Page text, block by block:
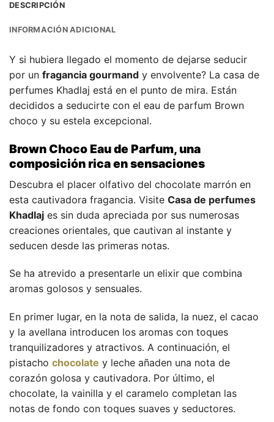
DESCRIPCIÓN
INFORMACIÓN ADICIONAL
Y si hubiera llegado el momento de dejarse seducir
por un fragancia gourmand y envolvente? La casa de
perfumes Khadlaj está en el punto de mira. Están
decididos a seducirte con el eau de parfum Brown
choco y su estela excepcional.
Brown Choco Eau de Parfum, una
composición rica en sensaciones
Descubra el placer olfativo del chocolate marrón en
esta cautivadora fragancia. Visite Casa de perfumes
Khadlaj es sin duda apreciada por sus numerosas
creaciones orientales, que cautivan al instante y
seducen desde las primeras notas.
Se ha atrevido a presentarle un elixir que combina
aromas golosos y sensuales.
En primer lugar, en la nota de salida, la nuez, el cacao
y la avellana introducen los aromas con toques
tranquilizadores y atractivos. A continuación, el
pistacho chocolate y leche añaden una nota de
corazón golosa y cautivadora. Por último, el
chocolate, la vainilla y el caramelo completan las
notas de fondo con toques suaves y seductores.